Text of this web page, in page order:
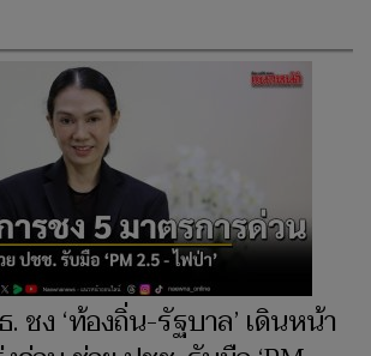
ชง ‘ท้องถิ่น-รัฐบาล’ เดินหน้า